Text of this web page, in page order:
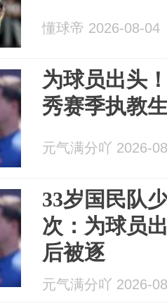
懂球帝 2026-08-04
为球员出头
秀赛季执教
元气满分吖 2026-
33岁国民队
次：为球员
后被逐
元气满分吖 2026-